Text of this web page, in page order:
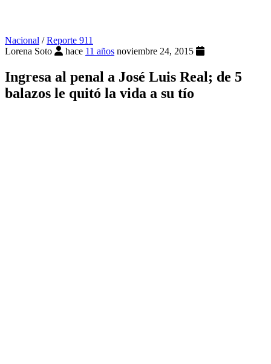
Nacional /Reporte 911
Lorena Soto
hace 11 años noviembre 24, 2015
Ingresa al penal a José Luis Real; de 5
balazos le quitó la vida a su tío